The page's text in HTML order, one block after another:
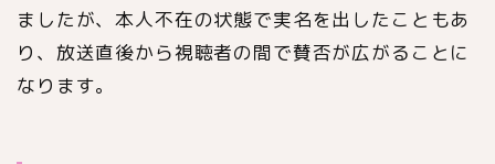
ましたが、本人不在の状態で実名を出したこともあ
り、放送直後から視聴者の間で賛否が広がることに
なります。